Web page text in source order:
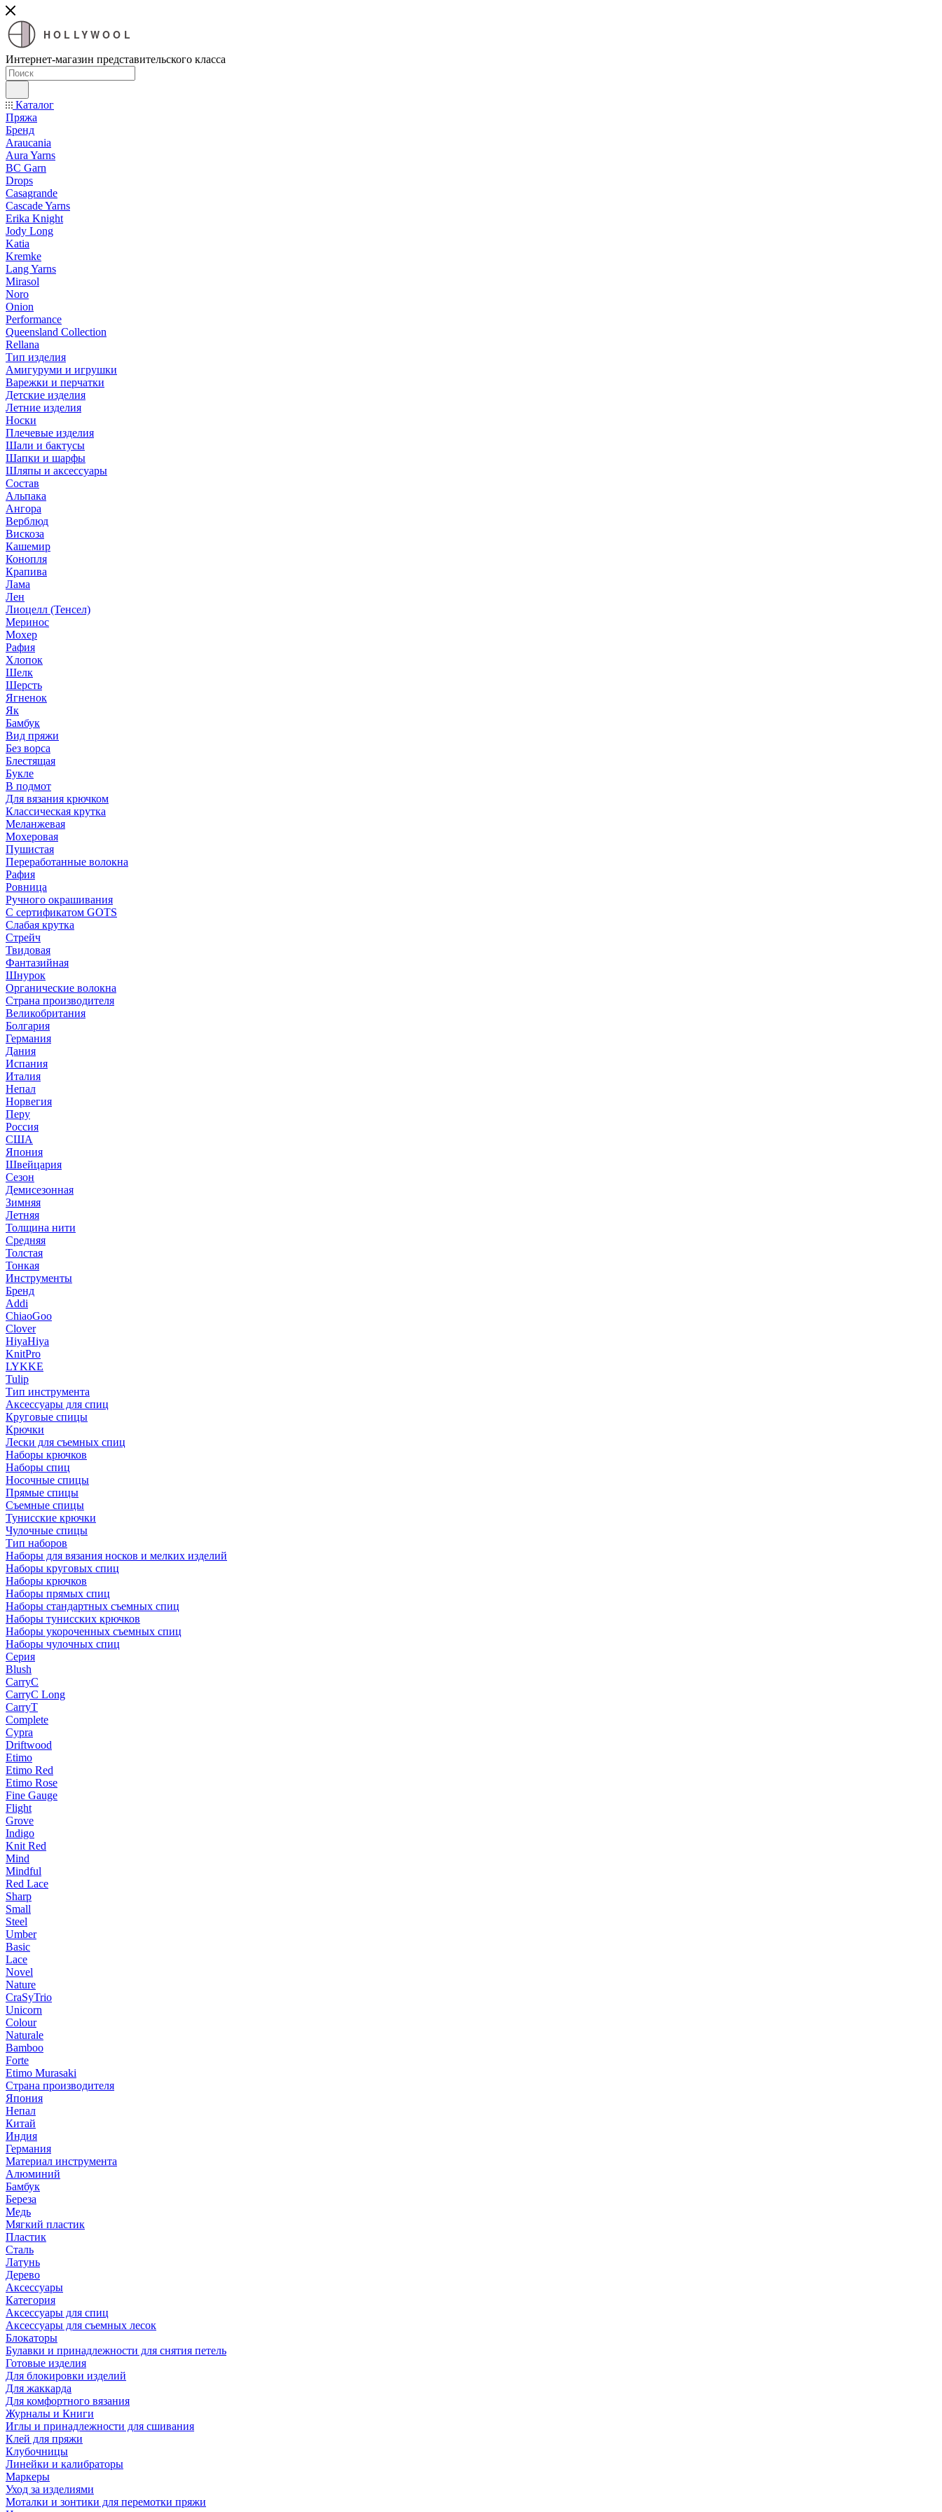
HOLLYWOOL
Интернет-магазин представительского класса
Каталог
Пряжа
Бренд
Araucania
Aura Yarns
BC Garn
Drops
Casagrande
Cascade Yarns
Erika Knight
Jody Long
Katia
Kremke
Lang Yarns
Mirasol
Noro
Onion
Performance
Queensland Collection
Rellana
Тип изделия
Амигуруми и игрушки
Варежки и перчатки
Детские изделия
Летние изделия
Носки
Плечевые изделия
Шали и бактусы
Шапки и шарфы
Шляпы и аксессуары
Состав
Альпака
Ангора
Верблюд
Вискоза
Кашемир
Конопля
Крапива
Лама
Лен
Лиоцелл (Тенсел)
Меринос
Мохер
Рафия
Хлопок
Шелк
Шерсть
Ягненок
Як
Бамбук
Вид пряжи
Без ворса
Блестящая
Букле
В подмот
Для вязания крючком
Классическая крутка
Меланжевая
Мохеровая
Пушистая
Переработанные волокна
Рафия
Ровница
Ручного окрашивания
С сертификатом GOTS
Слабая крутка
Стрейч
Твидовая
Фантазийная
Шнурок
Органические волокна
Страна производителя
Великобритания
Болгария
Германия
Дания
Испания
Италия
Непал
Норвегия
Перу
Россия
США
Япония
Швейцария
Сезон
Демисезонная
Зимняя
Летняя
Толщина нити
Средняя
Толстая
Тонкая
Инструменты
Бренд
Addi
ChiaoGoo
Clover
HiyaHiya
KnitPro
LYKKE
Tulip
Тип инструмента
Аксессуары для спиц
Круговые спицы
Крючки
Лески для съемных спиц
Наборы крючков
Наборы спиц
Носочные спицы
Прямые спицы
Съемные спицы
Тунисские крючки
Чулочные спицы
Тип наборов
Наборы для вязания носков и мелких изделий
Наборы круговых спиц
Наборы крючков
Наборы прямых спиц
Наборы стандартных съемных спиц
Наборы тунисских крючков
Наборы укороченных съемных спиц
Наборы чулочных спиц
Серия
Blush
CarryC
CarryC Long
CarryT
Complete
Cypra
Driftwood
Etimo
Etimo Red
Etimo Rose
Fine Gauge
Flight
Grove
Indigo
Knit Red
Mind
Mindful
Red Lace
Sharp
Small
Steel
Umber
Basic
Lace
Novel
Nature
CraSyTrio
Unicorn
Colour
Naturale
Bamboo
Forte
Etimo Murasaki
Страна производителя
Япония
Непал
Китай
Индия
Германия
Материал инструмента
Алюминий
Бамбук
Береза
Медь
Мягкий пластик
Пластик
Сталь
Латунь
Дерево
Аксессуары
Категория
Аксессуары для спиц
Аксессуары для съемных лесок
Блокаторы
Булавки и принадлежности для снятия петель
Готовые изделия
Для блокировки изделий
Для жаккарда
Для комфортного вязания
Журналы и Книги
Иглы и принадлежности для сшивания
Клей для пряжи
Клубочницы
Линейки и калибраторы
Маркеры
Уход за изделиями
Моталки и зонтики для перемотки пряжи